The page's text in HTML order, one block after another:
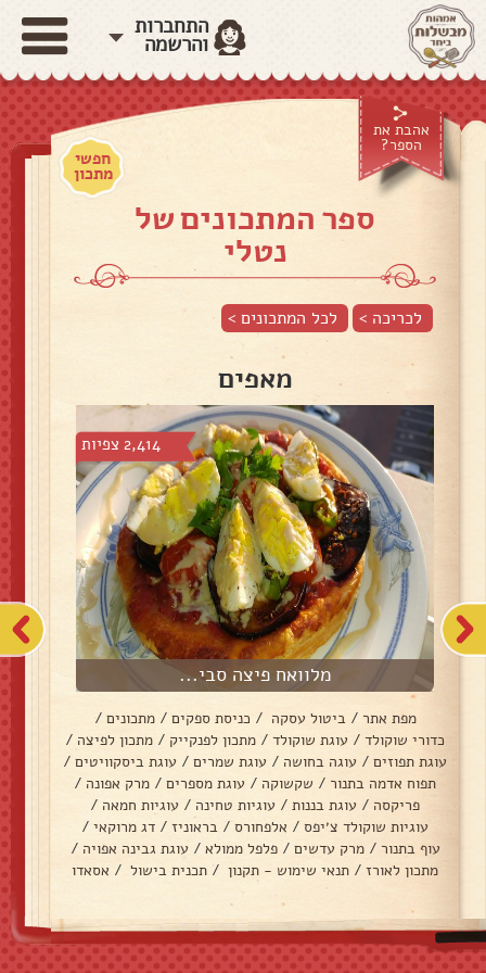
התחברות
והרשמה
אהבת את
הספר?
חפשי
מתכון
ספר המתכונים של
נטלי
לכריכה > לכל המתכונים >
מאפים
2,414 צפיות
מלוואח פיצה סבי...
מפת אתר / ביטול עסקה / כניסת ספקים / מתכונים /
כדורי שוקולד / עוגת שוקולד / מתכון לפנקייק / מתכון לפיצה /
עוגת תפוזים / עוגה בחושה / עוגת שמרים / עוגת ביסקוויטים /
תפוח אדמה בתנור / שקשוקה / עוגת מספרים / מרק אפונה /
פריקסה / עוגת בננות / עוגיות טחינה / עוגיות חמאה /
עוגיות שוקולד צ׳יפס / אלפחורס / בראוניז / דג מרוקאי /
עוף בתנור / מרק עדשים / פלפל ממולא / עוגת גבינה אפויה /
מתכון לאורז / תנאי שימוש - תקנון / תכנית בישול / אסאדו